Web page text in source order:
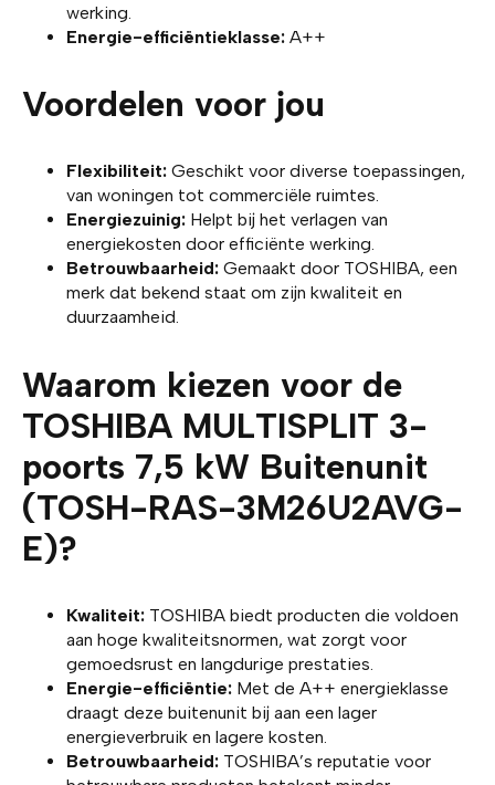
werking.
Energie-efficiëntieklasse: A++
Voordelen voor jou
Flexibiliteit: Geschikt voor diverse toepassingen,
van woningen tot commerciële ruimtes.
Energiezuinig: Helpt bij het verlagen van
energiekosten door efficiënte werking.
Betrouwbaarheid: Gemaakt door TOSHIBA, een
merk dat bekend staat om zijn kwaliteit en
duurzaamheid.
Waarom kiezen voor de
TOSHIBA MULTISPLIT 3-
poorts 7,5 kW Buitenunit
(TOSH-RAS-3M26U2AVG-
E)?
Kwaliteit: TOSHIBA biedt producten die voldoen
aan hoge kwaliteitsnormen, wat zorgt voor
gemoedsrust en langdurige prestaties.
Energie-efficiëntie: Met de A++ energieklasse
draagt deze buitenunit bij aan een lager
energieverbruik en lagere kosten.
Betrouwbaarheid: TOSHIBA’s reputatie voor